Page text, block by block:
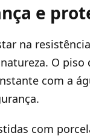
e
na
O
com a
com